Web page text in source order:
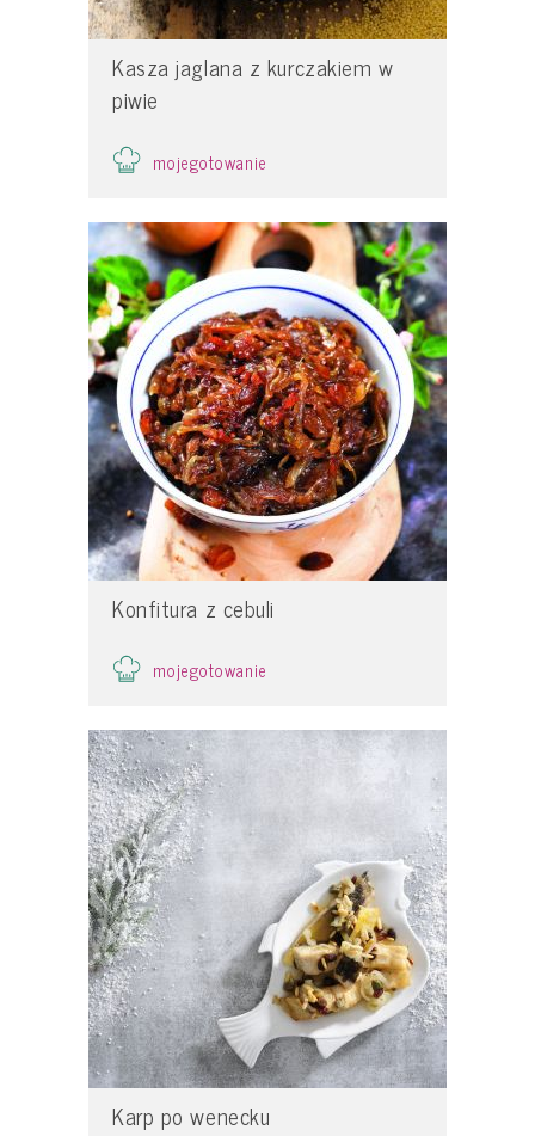
Kasza jaglana z kurczakiem w
piwie
mojegotowanie
Konfitura z cebuli
mojegotowanie
Karp po wenecku